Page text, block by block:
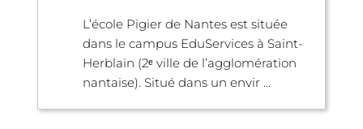
L’école Pigier de Nantes est située
dans le campus EduServices à Saint-
Herblain (2ᵉ ville de l’agglomération
nantaise). Situé dans un envir ...